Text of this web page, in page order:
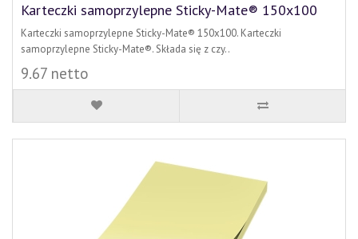
Karteczki samoprzylepne Sticky-Mate® 150x100
Karteczki samoprzylepne Sticky-Mate® 150x100. Karteczki
samoprzylepne Sticky-Mate®. Składa się z czy..
9.67 netto